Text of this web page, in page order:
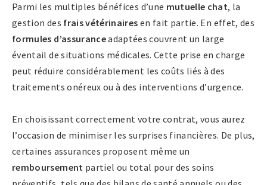
Parmi les multiples bénéfices d’une mutuelle chat, la
gestion des frais vétérinaires en fait partie. En effet, des
formules d’assuranceadaptées couvrent un large
éventail de situations médicales. Cette prise en charge
peut réduire considérablement les coûts liés à des
traitements onéreux ou à des interventions d’urgence.
En choisissant correctement votre contrat, vous aurez
l’occasion de minimiser les surprises financières. De plus,
certaines assurances proposent même un
remboursement partiel ou total pour des soins